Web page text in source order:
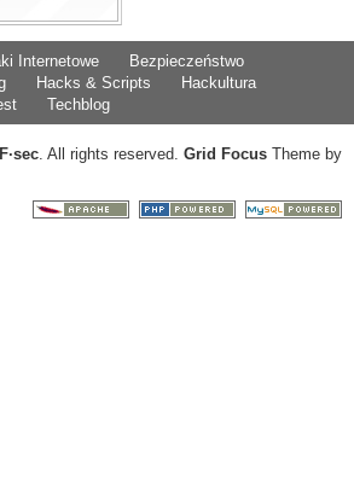
Internetowe
Bezpieczeństwo
Hacks & Scripts
Hackultura
Techblog
·sec. All rights reserved. Grid Focus Theme by